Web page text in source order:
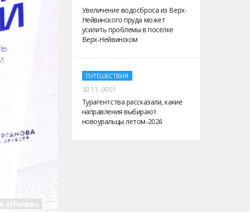
Увеличение водосброса из Верх-
Нейвинского пруда может
усилить проблемы в посёлке
Верх-Нейвинском
ПУТЕШЕСТВИЯ
30.11.-0001
Турагентства рассказали, какие
направления выбирают
новоуральцы летом-2026